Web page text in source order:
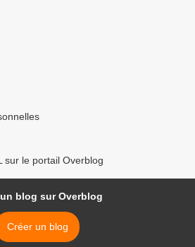
sur le portail Overblog
blog sur Overblog
Créer un blog